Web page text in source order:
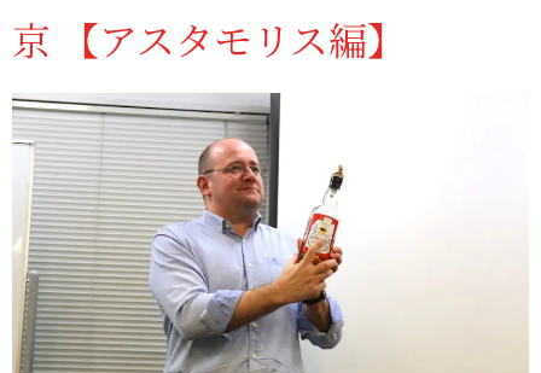
京 【アスタモリス編】